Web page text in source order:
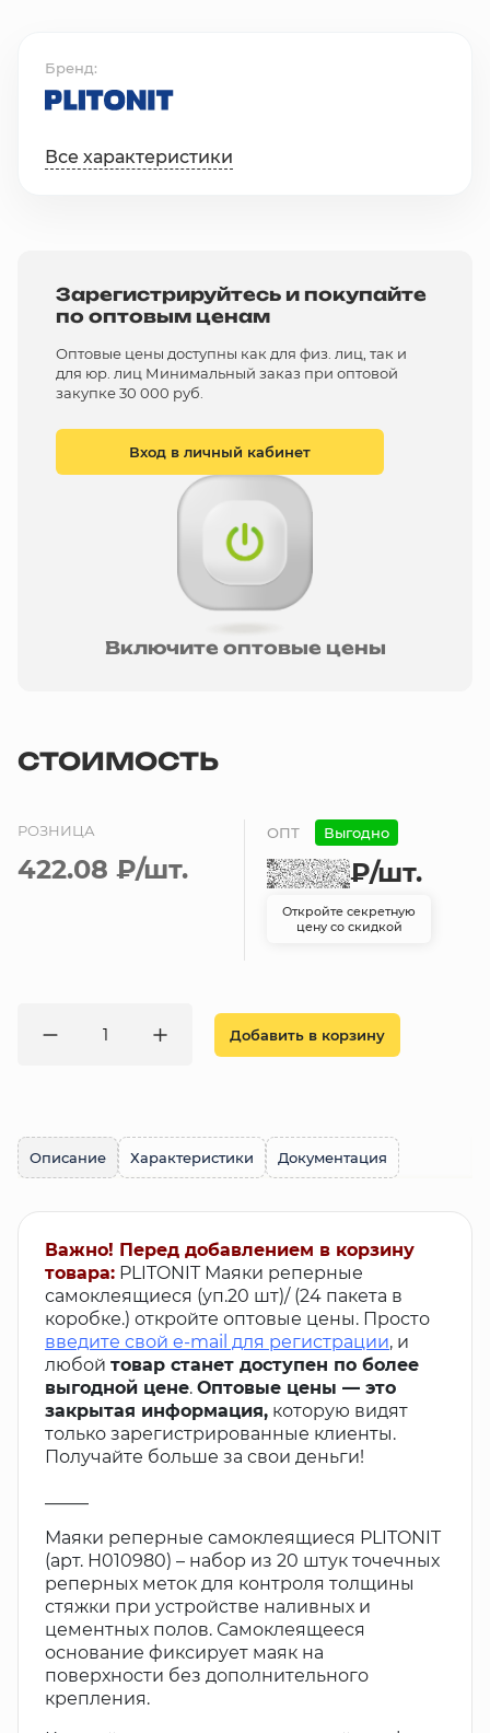
Бренд
Все характеристики
Зарегистрируйтесь и покупайте
по оптовым ценам
Оптовые цены доступны как для физ. лиц, так и
для юр. лиц Минимальный заказ при оптовой
закупке 30 000 руб.
Вход в личный кабинет
Включите оптовые цены
СТОИМОСТЬ
РОЗНИЦА
422.08 ₽/шт.
ОПТ Выгодно
₽/шт.
Откройте секретную
цену со скидкой
Добавить в корзину
Описание Характеристики Документация
Важно! Перед добавлением в корзину
товара: PLITONIT Маяки реперные
самоклеящиеся (уп.20 шт)/ (24 пакета в
коробке.) откройте оптовые цены. Просто
введите свой e-mail для регистрации, и
любой товар станет доступен по более
выгодной цене. Оптовые цены — это
закрытая информация, которую видят
только зарегистрированные клиенты.
Получайте больше за свои деньги!
Маяки реперные самоклеящиеся PLITONIT
(арт. Н010980) – набор из 20 штук точечных
реперных меток для контроля толщины
стяжки при устройстве наливных и
цементных полов. Самоклеящееся
основание фиксирует маяк на
поверхности без дополнительного
крепления.